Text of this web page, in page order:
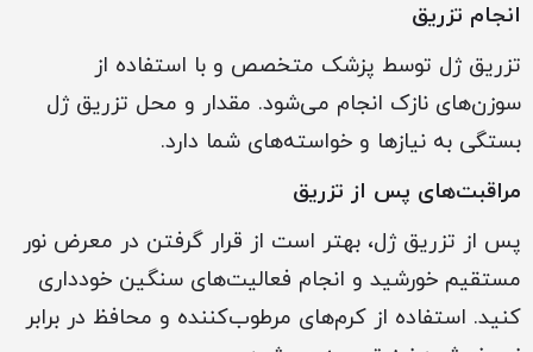
انجام تزریق
تزریق ژل توسط پزشک متخصص و با استفاده از
سوزن‌های نازک انجام می‌شود. مقدار و محل تزریق ژل
بستگی به نیازها و خواسته‌های شما دارد.
مراقبت‌های پس از تزریق
پس از تزریق ژل، بهتر است از قرار گرفتن در معرض نور
مستقیم خورشید و انجام فعالیت‌های سنگین خودداری
کنید. استفاده از کرم‌های مرطوب‌کننده و محافظ در برابر